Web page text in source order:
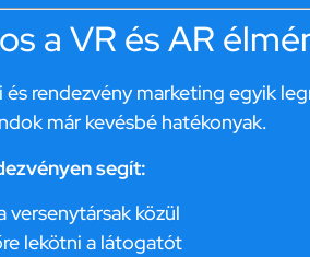
a VR és AR
rendezvény marketing egyik
már kevésbé hatékonyak.
segít:
versenytársak közül
lekötni a látogatót